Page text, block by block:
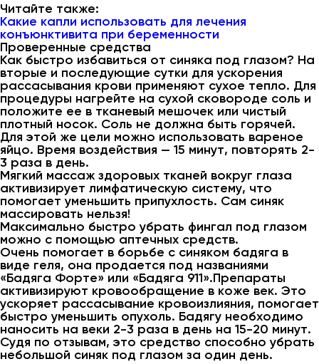
Читайте также:
Какие капли использовать для лечения
конъюнктивита при беременности
Проверенные средства
Как быстро избавиться от синяка под глазом? На
вторые и последующие сутки для ускорения
рассасывания крови применяют сухое тепло. Для
процедуры нагрейте на сухой сковороде соль и
положите ее в тканевый мешочек или чистый
плотный носок. Соль не должна быть горячей.
Для этой же цели можно использовать вареное
яйцо. Время воздействия — 15 минут, повторять 2-
3 раза в день.
Мягкий массаж здоровых тканей вокруг глаза
активизирует лимфатическую систему, что
помогает уменьшить припухлость. Сам синяк
массировать нельзя!
Максимально быстро убрать фингал под глазом
можно с помощью аптечных средств.
Очень помогает в борьбе с синяком бадяга в
виде геля, она продается под названиями
«Бадяга Форте» или «Бадяга 911».Препараты
активизируют кровообращение в коже век. Это
ускоряет рассасывание кровоизлияния, помогает
быстро уменьшить опухоль. Бадягу необходимо
наносить на веки 2-3 раза в день на 15-20 минут.
Судя по отзывам, это средство способно убрать
небольшой синяк под глазом за один день.